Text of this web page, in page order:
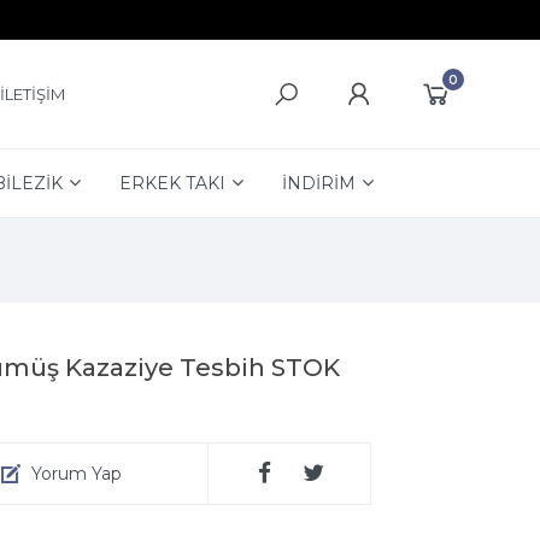
İLETİŞİM
0
ERKEK TAKI İNDİRİM
Kazaziye Tesbih STOK
Yorum Yap